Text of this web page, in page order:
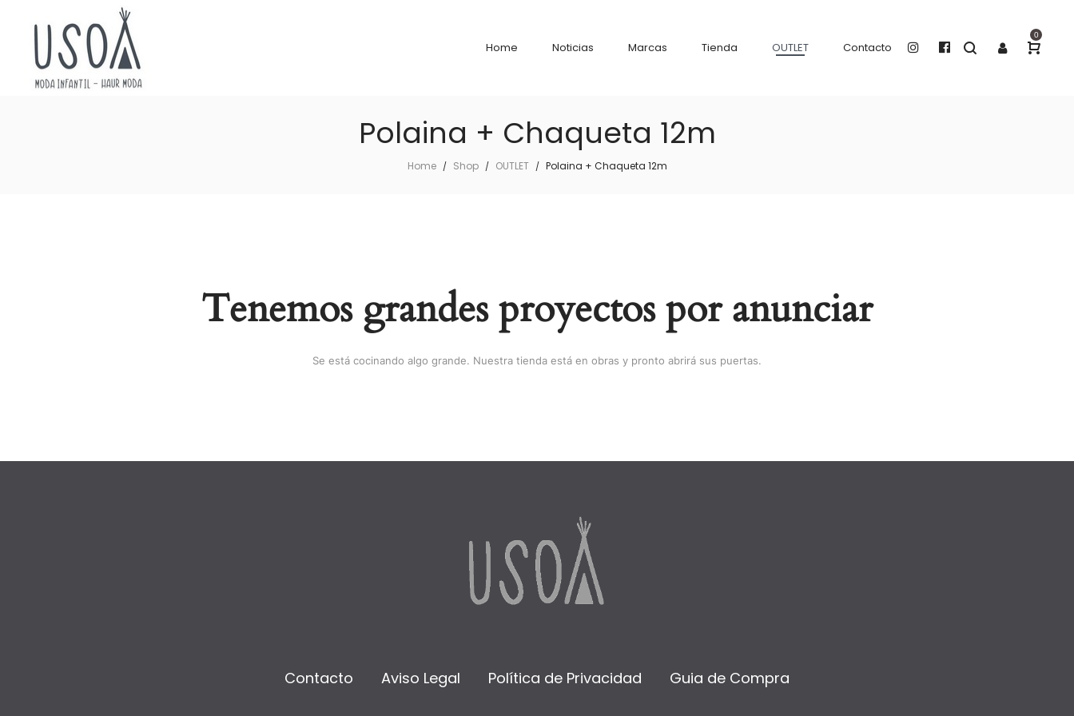
0
Home Noticias Marcas Tienda OUTLET Contacto
Polaina + Chaqueta 12m
Home / Shop / OUTLET / Polaina + Chaqueta 12m
Tenemos grandes proyectos por anunciar
Se está cocinando algo grande. Nuestra tienda está en obras y pronto abrirá sus puertas.
Contacto Aviso Legal Política de Privacidad Guia de Compra